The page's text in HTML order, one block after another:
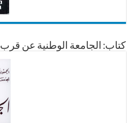
كتاب: الجامعة الوطنية عن قرب